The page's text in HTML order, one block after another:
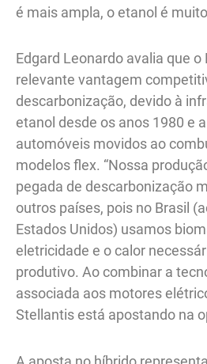
é mais ampla, o etanol é
Edgard Leonardo avalia que o
relevante vantagem
descarbonização, devido à
etanol desde os anos 1980 e
automóveis movidos ao
modelos flex. “Nossa
pegada de descarbonização
outros países, pois no Brasil
Estados Unidos) usamos
eletricidade e o calor
produtivo. Ao combinar a
associada aos motores
Stellantis está apostando na